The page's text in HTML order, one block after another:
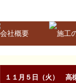
１１月５日（火） 高